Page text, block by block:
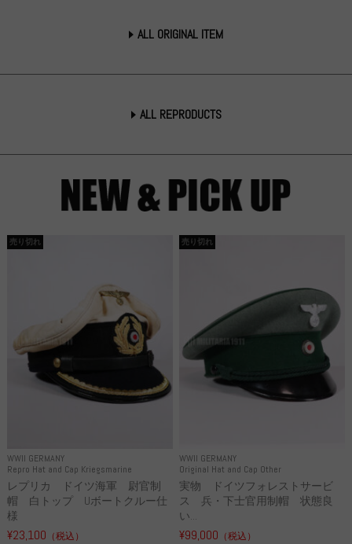
ALL ORIGINAL ITEM
ALL REPRODUCTS
WWII GERMANY
Repro Hat and Cap Kriegsmarine
売り切れ
レプリカ ドイツ海軍 尉官制
帽 白トップ Uボートクルー仕
様
¥23,100 （税込）
WWII GERMANY
Original Hat and Cap Other
売り切れ
実物 ドイツフォレストサービ
ス 兵・下士官用制帽 状態良
い...
¥99,000 （税込）